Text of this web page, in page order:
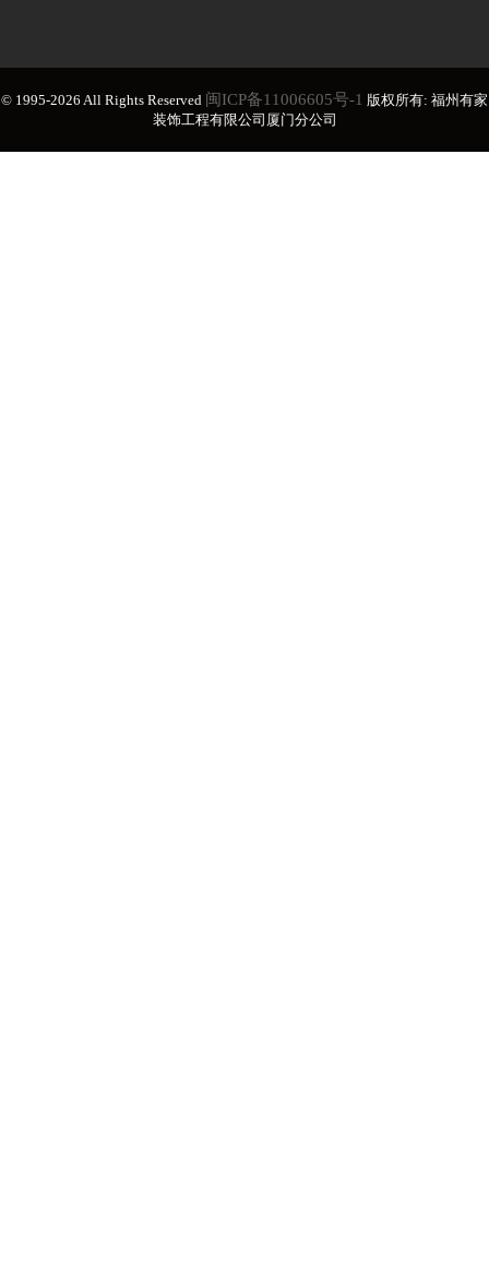
© 1995-2026 All Rights Reserved 闽ICP备11006605号-1 版权所有: 福州有家
装饰工程有限公司厦门分公司